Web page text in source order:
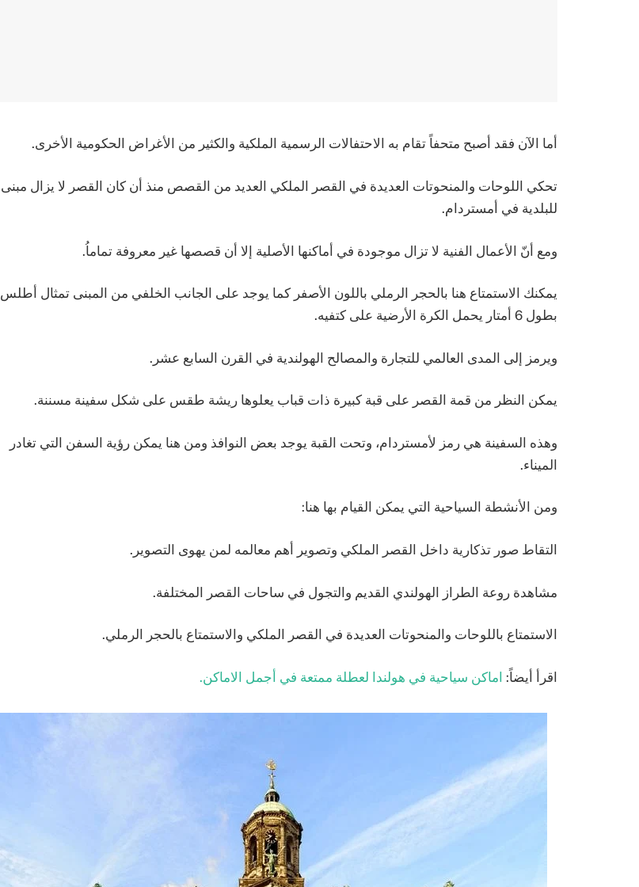
أما الآن فقد أصبح متحفاً تقام به الاحتفالات الرسمية الملكية والكثير من الأغراض الحكومية الأخرى.
تحكي اللوحات والمنحوتات العديدة في القصر الملكي العديد من القصص منذ أن كان القصر لا يزال مبنى
للبلدية في أمستردام.
ومع أنّ الأعمال الفنية لا تزال موجودة في أماكنها الأصلية إلا أن قصصها غير معروفة تماماُ.
يمكنك الاستمتاع هنا بالحجر الرملي باللون الأصفر كما يوجد على الجانب الخلفي من المبنى تمثال أطلس
بطول 6 أمتار يحمل الكرة الأرضية على كتفيه.
ويرمز إلى المدى العالمي للتجارة والمصالح الهولندية في القرن السابع عشر.
يمكن النظر من قمة القصر على قبة كبيرة ذات قباب يعلوها ريشة طقس على شكل سفينة مسننة.
وهذه السفينة هي رمز لأمستردام، وتحت القبة يوجد بعض النوافذ ومن هنا يمكن رؤية السفن التي تغادر
الميناء.
ومن الأنشطة السياحية التي يمكن القيام بها هنا:
التقاط صور تذكارية داخل القصر الملكي وتصوير أهم معالمه لمن يهوى التصوير.
مشاهدة روعة الطراز الهولندي القديم والتجول في ساحات القصر المختلفة.
الاستمتاع باللوحات والمنحوتات العديدة في القصر الملكي والاستمتاع بالحجر الرملي.
اقرأ أيضاً: اماكن سياحية في هولندا لعطلة ممتعة في أجمل الاماكن.